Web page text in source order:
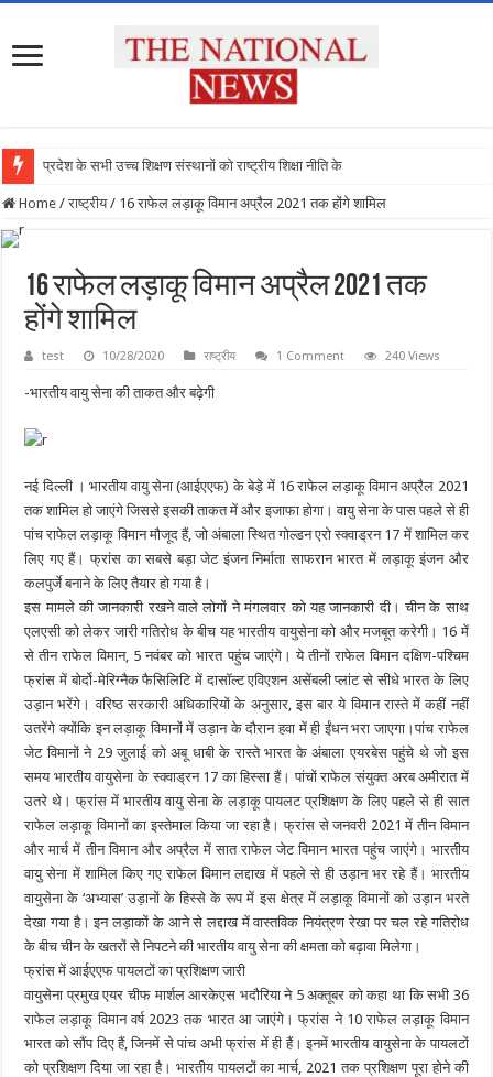
प्रदेश के सभी उच्च शिक्षण संस्थानों को राष्ट्रीय शिक्षा नीति के अनुरूप
Home / राष्ट्रीय / 16 राफेल लड़ाकू विमान अप्रैल 2021 तक होंगे शामिल
16 राफेल लड़ाकू विमान अप्रैल 2021 तक
होंगे शामिल
test 10/28/2020 राष्ट्रीय 1 Comment 240 Views
-भारतीय वायु सेना की ताकत और बढ़ेगी
नई दिल्ली । भारतीय वायु सेना (आईएएफ) के बेड़े में 16 राफेल लड़ाकू विमान अप्रैल 2021
तक शामिल हो जाएंगे जिससे इसकी ताकत में और इजाफा होगा। वायु सेना के पास पहले से ही
पांच राफेल लड़ाकू विमान मौजूद हैं, जो अंबाला स्थित गोल्डन एरो स्क्वाड्रन 17 में शामिल कर
लिए गए हैं। फ्रांस का सबसे बड़ा जेट इंजन निर्माता साफरान भारत में लड़ाकू इंजन और
कलपुर्जे बनाने के लिए तैयार हो गया है।
इस मामले की जानकारी रखने वाले लोगों ने मंगलवार को यह जानकारी दी। चीन के साथ
एलएसी को लेकर जारी गतिरोध के बीच यह भारतीय वायुसेना को और मजबूत करेगी। 16 में
से तीन राफेल विमान, 5 नवंबर को भारत पहुंच जाएंगे। ये तीनों राफेल विमान दक्षिण-पश्चिम
फ्रांस में बोर्दो-मेरिग्नैक फैसिलिटि में दासॉल्ट एविएशन असेंबली प्लांट से सीधे भारत के लिए
उड़ान भरेंगे। वरिष्ठ सरकारी अधिकारियों के अनुसार, इस बार ये विमान रास्ते में कहीं नहीं
उतरेंगे क्योंकि इन लड़ाकू विमानों में उड़ान के दौरान हवा में ही ईंधन भरा जाएगा।पांच राफेल
जेट विमानों ने 29 जुलाई को अबू धाबी के रास्ते भारत के अंबाला एयरबेस पहुंचे थे जो इस
समय भारतीय वायुसेना के स्क्वाड्रन 17 का हिस्सा हैं। पांचों राफेल संयुक्त अरब अमीरात में
उतरे थे। फ्रांस में भारतीय वायु सेना के लड़ाकू पायलट प्रशिक्षण के लिए पहले से ही सात
राफेल लड़ाकू विमानों का इस्तेमाल किया जा रहा है। फ्रांस से जनवरी 2021 में तीन विमान
और मार्च में तीन विमान और अप्रैल में सात राफेल जेट विमान भारत पहुंच जाएंगे। भारतीय
वायु सेना में शामिल किए गए राफेल विमान लद्दाख में पहले से ही उड़ान भर रहे हैं। भारतीय
वायुसेना के ‘अभ्यास’ उड़ानों के हिस्से के रूप में इस क्षेत्र में लड़ाकू विमानों को उड़ान भरते
देखा गया है। इन लड़ाकों के आने से लद्दाख में वास्तविक नियंत्रण रेखा पर चल रहे गतिरोध
के बीच चीन के खतरों से निपटने की भारतीय वायु सेना की क्षमता को बढ़ावा मिलेगा।
फ्रांस में आईएएफ पायलटों का प्रशिक्षण जारी
वायुसेना प्रमुख एयर चीफ मार्शल आरकेएस भदौरिया ने 5 अक्तूबर को कहा था कि सभी 36
राफेल लड़ाकू विमान वर्ष 2023 तक भारत आ जाएंगे। फ्रांस ने 10 राफेल लड़ाकू विमान
भारत को सौंप दिए हैं, जिनमें से पांच अभी फ्रांस में ही हैं। इनमें भारतीय वायुसेना के पायलटों
को प्रशिक्षण दिया जा रहा है। भारतीय पायलटों का मार्च, 2021 तक प्रशिक्षण पूरा होने की